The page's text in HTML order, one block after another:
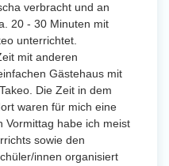
verbracht und an
20 - 30 Minuten mit
unterrichtet.
mit anderen
Gästehaus mit
Die Zeit in dem
waren für mich eine
Vormittag habe ich meist
sowie den
innen organisiert